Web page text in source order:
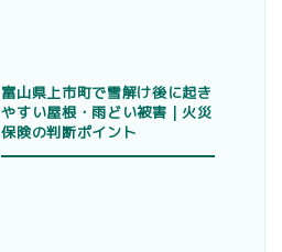
富山県上市町で雪解け後に起き
やすい屋根・雨どい被害｜火災
保険の判断ポイント